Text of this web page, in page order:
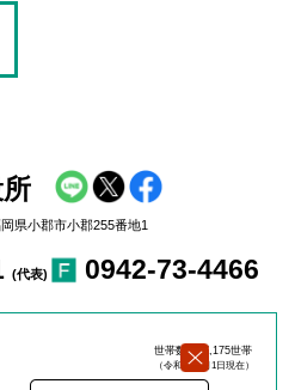
県小郡市小郡255番地1
(代表) 0942-73-4466
世帯数：27,175世帯
（令和8年8月1日現在）